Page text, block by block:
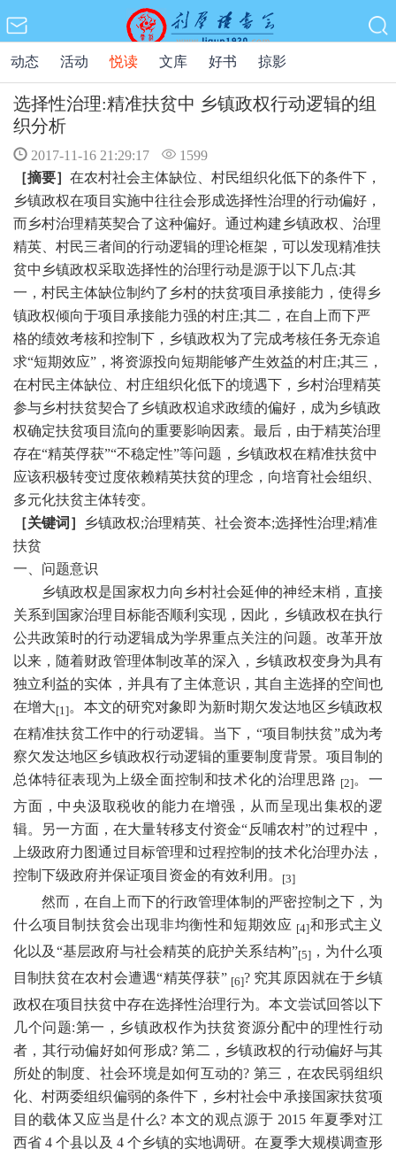
动态 活动 悦读 文库 好书 掠影
选择性治理:精准扶贫中 乡镇政权行动逻辑的组
织分析
2017-11-16 21:29:17
1599
［摘要］ 在农村社会主体缺位、村民组织化低下的条件下，
乡镇政权在项目实施中往往会形成选择性治理的行动偏好，
而乡村治理精英契合了这种偏好。通过构建乡镇政权、治理
精英、村民三者间的行动逻辑的理论框架，可以发现精准扶
贫中乡镇政权采取选择性的治理行动是源于以下几点:其
一，村民主体缺位制约了乡村的扶贫项目承接能力，使得乡
镇政权倾向于项目承接能力强的村庄;其二，在自上而下严
格的绩效考核和控制下，乡镇政权为了完成考核任务无奈追
求“短期效应”，将资源投向短期能够产生效益的村庄;其三，
在村民主体缺位、村庄组织化低下的境遇下，乡村治理精英
参与乡村扶贫契合了乡镇政权追求政绩的偏好，成为乡镇政
权确定扶贫项目流向的重要影响因素。最后，由于精英治理
存在“精英俘获”“不稳定性”等问题，乡镇政权在精准扶贫中
应该积极转变过度依赖精英扶贫的理念，向培育社会组织、
多元化扶贫主体转变。
［关键词］
乡镇政权;治理精英、社会资本;选择性治理;精准
扶贫
一、问题意识
乡镇政权是国家权力向乡村社会延伸的神经末梢，直接
关系到国家治理目标能否顺利实现，因此，乡镇政权在执行
公共政策时的行动逻辑成为学界重点关注的问题。改革开放
以来，随着财政管理体制改革的深入，乡镇政权变身为具有
独立利益的实体，并具有了主体意识，其自主选择的空间也
在增大[1]。本文的研究对象即为新时期欠发达地区乡镇政权
在精准扶贫工作中的行动逻辑。当下， “项目制扶贫”成为考
察欠发达地区乡镇政权行动逻辑的重要制度背景。项目制的
总体特征表现为上级全面控制和技术化的治理思路 [2]。一
方面，中央汲取税收的能力在增强，从而呈现出集权的逻
辑。另一方面，在大量转移支付资金“反哺农村”的过程中，
上级政府力图通过目标管理和过程控制的技术化治理办法，
控制下级政府并保证项目资金的有效利用。
[3]
然而，在自上而下的行政管理体制的严密控制之下，为
什么项目制扶贫会出现非均衡性和短期效应 [4]和形式主义
化以及 “基层政府与社会精英的庇护关系结构”[5] ，为什么项
目制扶贫在农村会遭遇“精英俘获” [6]? 究其原因就在于乡镇
政权在项目扶贫中存在选择性治理行为。本文尝试回答以下
几个问题:第一，乡镇政权作为扶贫资源分配中的理性行动
者，其行动偏好如何形成?第二，乡镇政权的行动偏好与其
所处的制度、社会环境是如何互动的? 第三，在农民弱组织
化、村两委组织偏弱的条件下，乡村社会中承接国家扶贫项
目的载体又应当是什么? 本文的观点源于 2015 年夏季对江
西省4个县以及 4 个乡镇的实地调研。在夏季大规模调查形